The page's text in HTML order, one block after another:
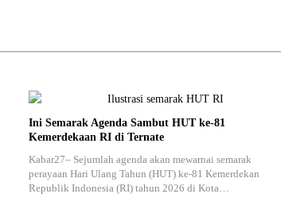
Ini Semarak Agenda Sambut HUT ke-81
Kemerdekaan RI di Ternate
Kabar27– Sejumlah agenda akan mewarnai semarak
perayaan Hari Ulang Tahun (HUT) ke-81 Kemerdekan
Republik Indonesia (RI) tahun 2026 di Kota…